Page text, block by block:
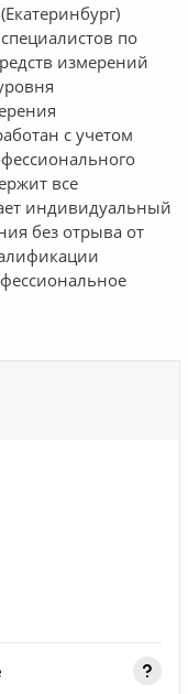
по
измерений
с учетом
все
индивидуальный
без отрыва от